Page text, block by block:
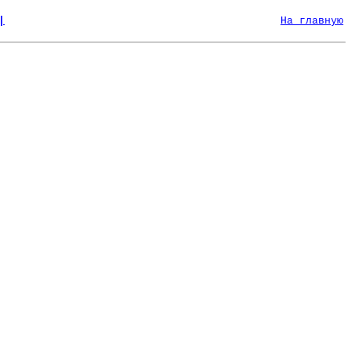
На главную